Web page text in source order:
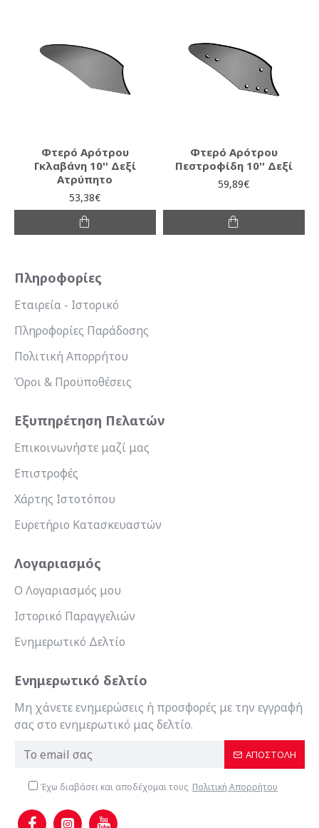
Φτερό Αρότρου
Γκλαβάνη 10'' Δεξί
Ατρύπητο
53,38€
Φτερό Αρότρου
Πεστροφίδη 10'' Δεξί
59,89€
Πληροφορίες
Εταιρεία - Ιστορικό
Πληροφορίες Παράδοσης
Πολιτική Απορρήτου
Όροι & Προϋποθέσεις
Εξυπηρέτηση Πελατών
Επικοινωνήστε μαζί μας
Επιστροφές
Χάρτης Ιστοτόπου
Ευρετήριο Κατασκευαστών
Λογαριασμός
Ο Λογαριασμός μου
Ιστορικό Παραγγελιών
Ενημερωτικό Δελτίο
Ενημερωτικό δελτίο
Μη χάνετε ενημερώσεις ή προσφορές με την εγγραφή
σας στο ενημερωτικό μας δελτίο.
ΑΠΟΣΤΟΛΉ
Έχω διαβάσει και αποδέχομαι τους Πολιτική Απορρήτου